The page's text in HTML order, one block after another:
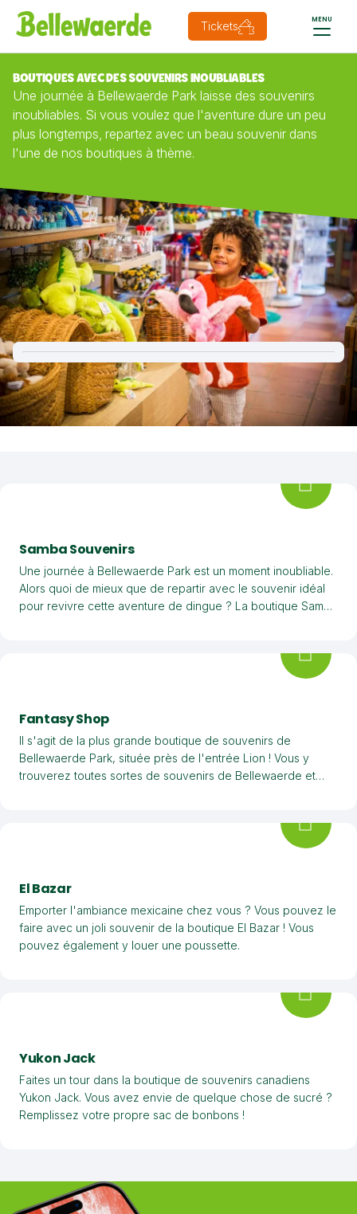
Tickets MENU
BOUTIQUES AVEC DES SOUVENIRS INOUBLIABLES
Une journée à Bellewaerde Park laisse des souvenirs
inoubliables. Si vous voulez que l'aventure dure un peu
plus longtemps, repartez avec un beau souvenir dans
l'une de nos boutiques à thème.
Samba Souvenirs
Une journée à Bellewaerde Park est un moment inoubliable.
Alors quoi de mieux que de repartir avec le souvenir idéal
pour revivre cette aventure de dingue ? La boutique Samba
Fantasy Shop
Il s'agit de la plus grande boutique de souvenirs de
Bellewaerde Park, située près de l'entrée Lion ! Vous y
trouverez toutes sortes de souvenirs de Bellewaerde et
El Bazar
Emporter l'ambiance mexicaine chez vous ? Vous pouvez le
faire avec un joli souvenir de la boutique El Bazar ! Vous
pouvez également y louer une poussette.
Yukon Jack
Faites un tour dans la boutique de souvenirs canadiens
Yukon Jack. Vous avez envie de quelque chose de sucré ?
Remplissez votre propre sac de bonbons !